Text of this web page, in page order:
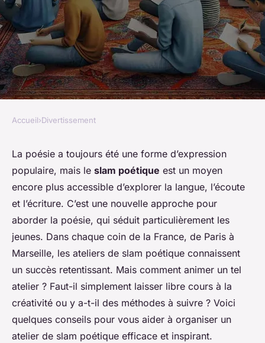
Quelles sont les meilleures
pratiques pour animer un
atelier de slam poétique pour
les jeunes ?
Samuel• 8 mars 2024•6 min de lecture
Accueil›Divertissement
La poésie a toujours été une forme d’expression
populaire, mais le slam poétique est un moyen
encore plus accessible d’explorer la langue, l’écoute
et l’écriture. C’est une nouvelle approche pour
aborder la poésie, qui séduit particulièrement les
jeunes. Dans chaque coin de la France, de Paris à
Marseille, les ateliers de slam poétique connaissent
un succès retentissant. Mais comment animer un tel
atelier ? Faut-il simplement laisser libre cours à la
créativité ou y a-t-il des méthodes à suivre ? Voici
quelques conseils pour vous aider à organiser un
atelier de slam poétique efficace et inspirant.